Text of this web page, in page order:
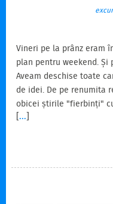
Vineri pe la prânz eram
plan pentru weekend.
Aveam deschise toate
de idei. De pe renumita
obicei știrile "fierbinți"
asta am prins-o din zbor.
[...]